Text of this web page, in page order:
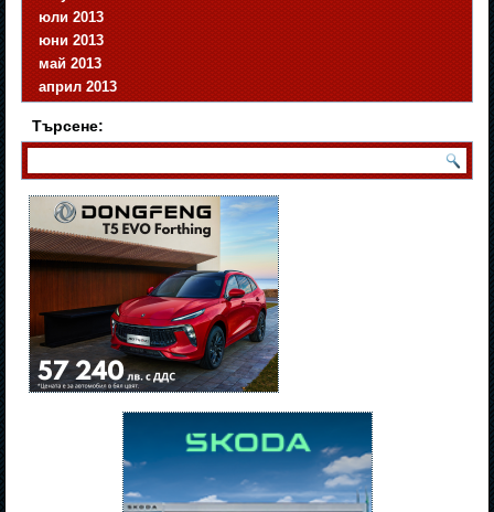
юли 2013
юни 2013
май 2013
април 2013
Търсене: